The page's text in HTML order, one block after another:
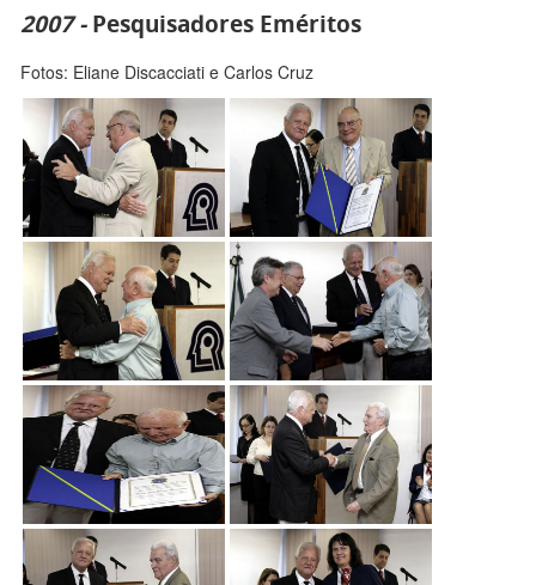
2007 -Pesquisadores Eméritos
Fotos: Eliane Discacciati e Carlos Cruz